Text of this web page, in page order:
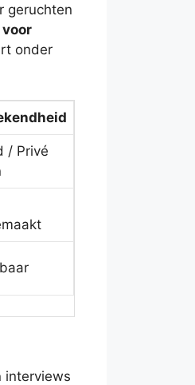
geruchten
voor
onder
/ Privé
interviews